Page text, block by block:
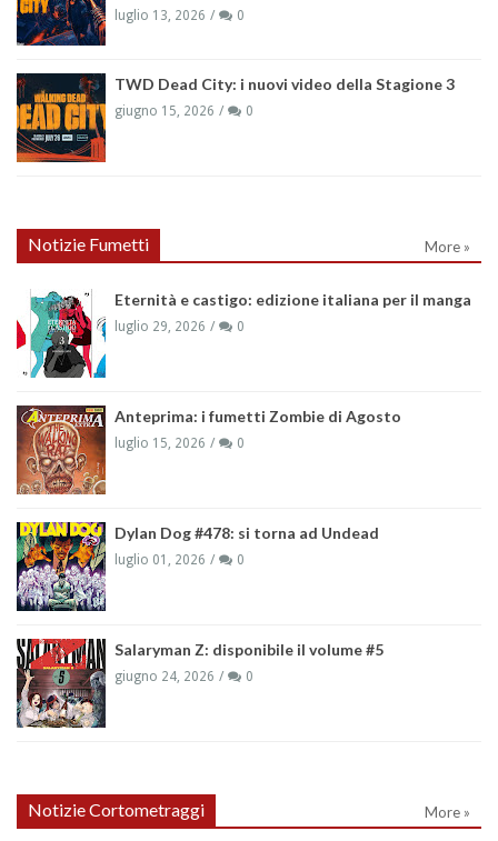
luglio 13, 2026 0
TWD Dead City: i nuovi video della Stagione 3
giugno 15, 2026 0
Notizie Fumetti More »
Eternità e castigo: edizione italiana per il manga
luglio 29, 2026 0
Anteprima: i fumetti Zombie di Agosto
luglio 15, 2026 0
Dylan Dog #478: si torna ad Undead
luglio 01, 2026 0
Salaryman Z: disponibile il volume #5
giugno 24, 2026 0
Notizie Cortometraggi More »